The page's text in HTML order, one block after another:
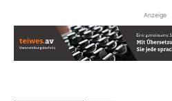
Anzeige